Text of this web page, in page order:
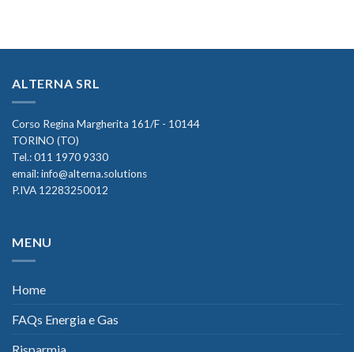
ALTERNA SRL
Corso Regina Margherita 161/F - 10144
TORINO (TO)
Tel.:011 1970 9330
email:info@alterna.solutions
P.IVA 12283250012
MENU
Home
FAQs Energia e Gas